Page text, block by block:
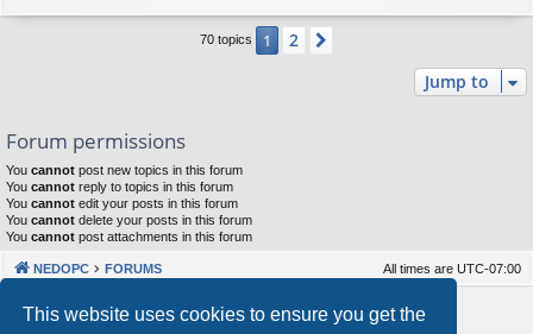
This website uses cookies to ensure you get the
70 topics 1 2
Jump to
Forum permissions
You cannot post new topics in this forum
You cannot reply to topics in this forum
You cannot edit your posts in this forum
You cannot delete your posts in this forum
You cannot post attachments in this forum
NEDOPC FORUMS All times are UTC-07:00
Powered byphpBB® Forum Software © phpBB Limited